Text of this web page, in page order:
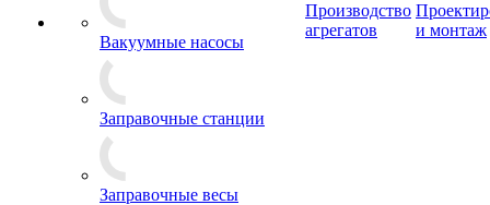
Вакуумные насосы
Заправочные станции
Заправочные весы
Производство
агрегатов
и монтаж